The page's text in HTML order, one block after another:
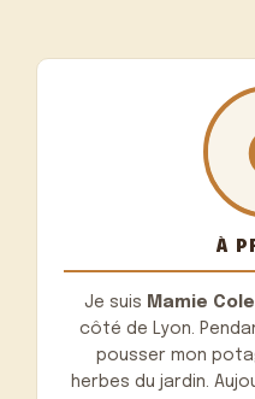
À
Je suis Mamie
côté de Lyon.
pousser mon
herbes du jardin.